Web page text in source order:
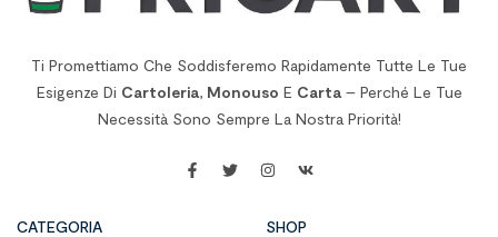
Ti Promettiamo Che Soddisferemo Rapidamente Tutte Le Tue
Esigenze Di Cartoleria, Monouso E Carta– Perché Le Tue
Necessità Sono Sempre La Nostra Priorità!
CATEGORIA SHOP